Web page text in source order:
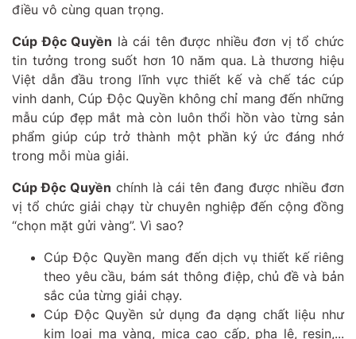
điều vô cùng quan trọng.
Cúp Độc Quyền là cái tên được nhiều đơn vị tổ chức
tin tưởng trong suốt hơn 10 năm qua. Là thương hiệu
Việt dẫn đầu trong lĩnh vực thiết kế và chế tác cúp
vinh danh, Cúp Độc Quyền không chỉ mang đến những
mẫu cúp đẹp mắt mà còn luôn thổi hồn vào từng sản
phẩm giúp cúp trở thành một phần ký ức đáng nhớ
trong mỗi mùa giải.
Cúp Độc Quyền chính là cái tên đang được nhiều đơn
vị tổ chức giải chạy từ chuyên nghiệp đến cộng đồng
“chọn mặt gửi vàng”. Vì sao?
Cúp Độc Quyền mang đến dịch vụ thiết kế riêng
theo yêu cầu, bám sát thông điệp, chủ đề và bản
sắc của từng giải chạy.
Cúp Độc Quyền sử dụng đa dạng chất liệu như
kim loại mạ vàng, mica cao cấp, pha lê, resin,...